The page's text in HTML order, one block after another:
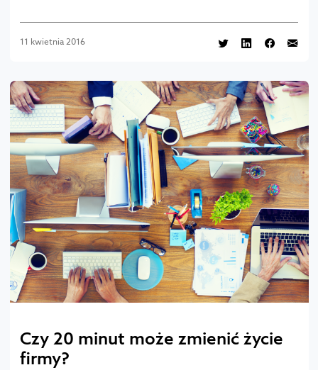
11 kwietnia 2016
Czy 20 minut może zmienić życie
firmy?